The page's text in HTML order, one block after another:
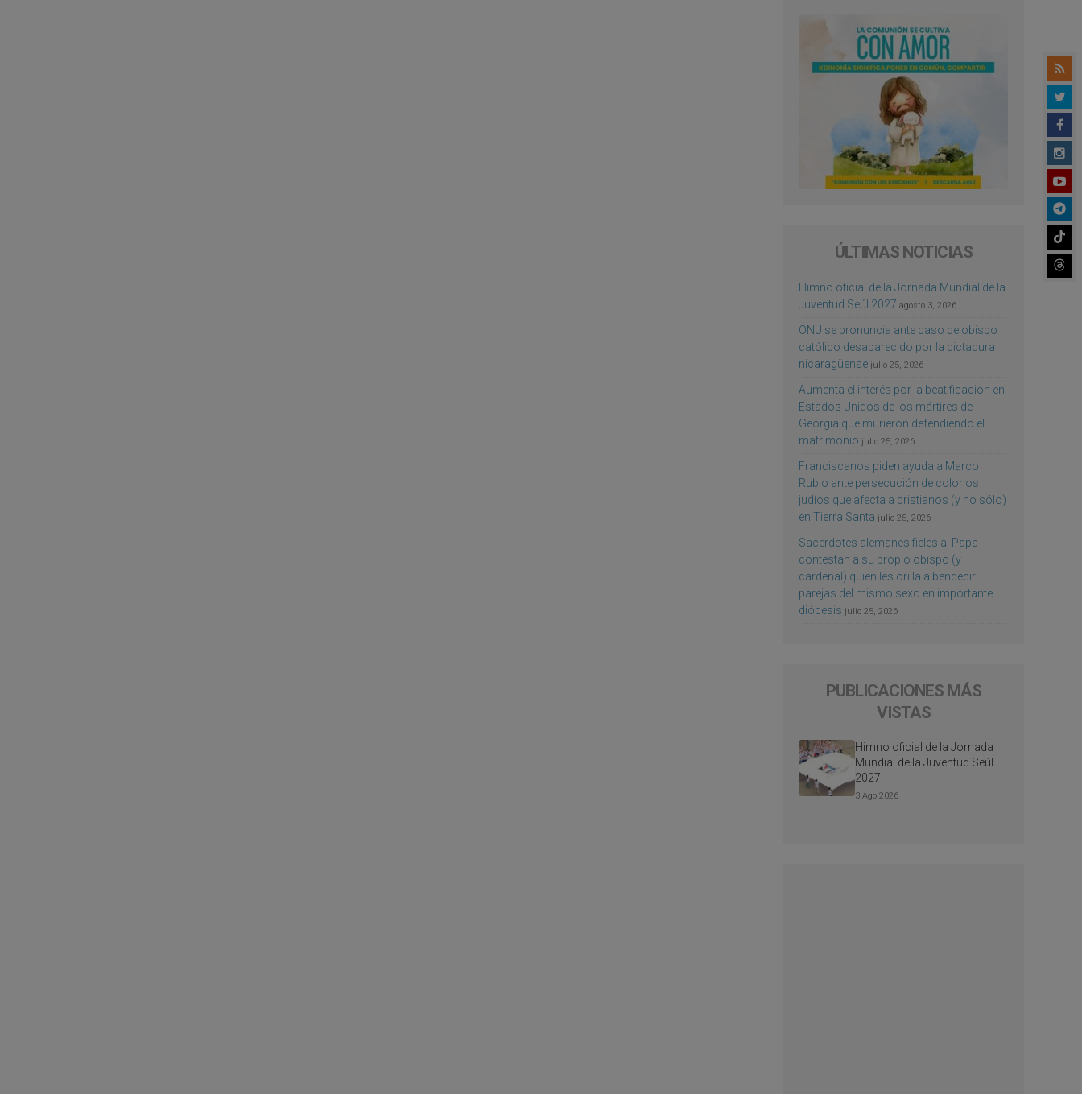
ÚLTIMAS NOTICIAS
Himno oficial de la Jornada Mundial de la
Juventud Seúl 2027 agosto 3, 2026
ONU se pronuncia ante caso de obispo
católico desaparecido por la dictadura
nicaragüense julio 25, 2026
Aumenta el interés por la beatificación en
Estados Unidos de los mártires de
Georgia que murieron defendiendo el
matrimonio julio 25, 2026
Franciscanos piden ayuda a Marco
Rubio ante persecución de colonos
judíos que afecta a cristianos (y no sólo)
en Tierra Santa julio 25, 2026
Sacerdotes alemanes fieles al Papa
contestan a su propio obispo (y
cardenal) quien les orilla a bendecir
parejas del mismo sexo en importante
diócesis julio 25, 2026
PUBLICACIONES MÁS
VISTAS
Himno oficial de la Jornada
Mundial de la Juventud Seúl
2027
3 Ago 2026